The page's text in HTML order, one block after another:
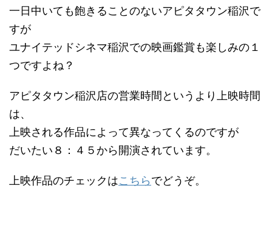
一日中いても飽きることのないアピタタウン稲沢で
すが
ユナイテッドシネマ稲沢での映画鑑賞も楽しみの１
つですよね？
アピタタウン稲沢店の営業時間というより上映時間
は、
上映される作品によって異なってくるのですが
だいたい８：４５から開演されています。
上映作品のチェックはこちらでどうぞ。